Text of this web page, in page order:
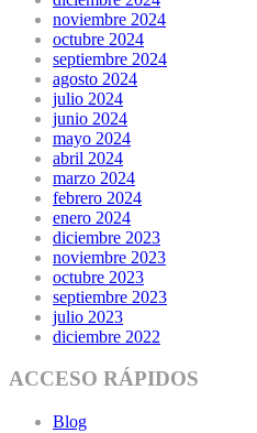
noviembre 2024
octubre 2024
septiembre 2024
agosto 2024
julio 2024
junio 2024
mayo 2024
abril 2024
marzo 2024
febrero 2024
enero 2024
diciembre 2023
noviembre 2023
octubre 2023
septiembre 2023
julio 2023
diciembre 2022
ACCESO RÁPIDOS
Blog